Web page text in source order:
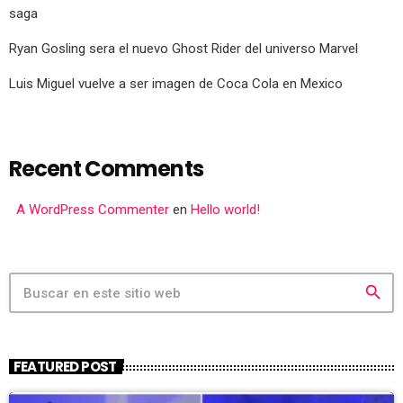
saga
Ryan Gosling sera el nuevo Ghost Rider del universo Marvel
Luis Miguel vuelve a ser imagen de Coca Cola en Mexico
Recent Comments
A WordPress Commenter en Hello world!
search
FEATURED POST